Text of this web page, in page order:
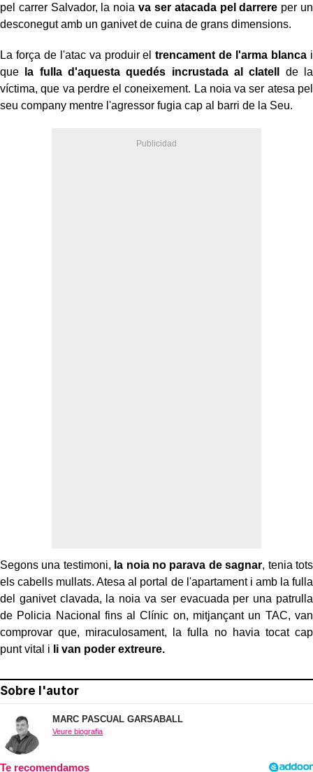
pel carrer Salvador, la noiava ser atacada pel darrere per un
desconegut amb un ganivet de cuina de grans dimensions.
La força de l'atac va produir el trencament de l'arma blanca i
que la fulla d'aquesta quedés incrustada al clatell
de la
víctima, que va perdre el coneixement. La noia va ser atesa pel
seu company mentre l'agressor fugia cap al barri de la Seu.
Segons una testimoni, la noia no parava de sagnar, tenia tots
els cabells mullats. Atesa al portal de l'apartament i amb la fulla
del ganivet clavada, la noia va ser evacuada per una patrulla
de Policia Nacional fins al Clínic on, mitjançant un TAC, van
comprovar que, miraculosament, la fulla no havia tocat cap
punt vital i li van poder extreure.
Sobre l'autor
MARC PASCUAL GARSABALL
Veure biografia